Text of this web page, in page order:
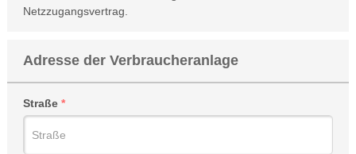
Netzzugangsvertrag.
Adresse der Verbraucheranlage
Straße